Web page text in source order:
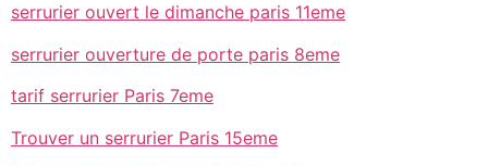
serrurier ouvert le dimanche paris 11eme
serrurier ouverture de porte paris 8eme
tarif serrurier Paris 7eme
Trouver un serrurier Paris 15eme